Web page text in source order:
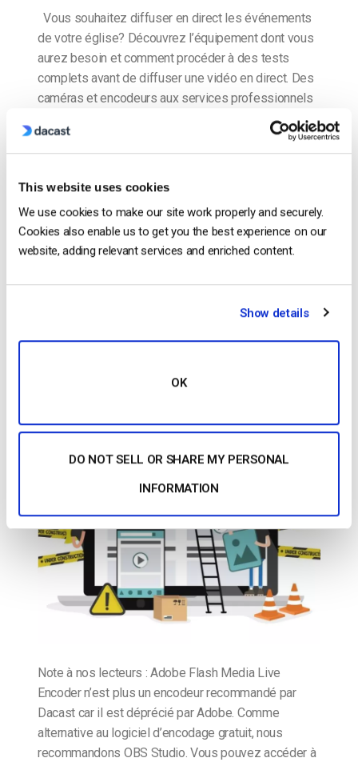
This website uses cookies
We use cookies to make our site work properly and securely.
Cookies also enable us to get you the best experience on our
website, adding relevant services and enriched content.
Show details
OK
DO NOT SELL OR SHARE MY PERSONAL
INFORMATION
Vous souhaitez diffuser en direct les événements
de votre église? Découvrez l’équipement dont vous
aurez besoin et comment procéder à des tests
complets avant de diffuser une vidéo en direct. Des
caméras et encodeurs aux services professionnels
de diffusion en continu, nous couvrons une gamme
complète d’équipements de diffusion en continu en
direct que […]
CONTINUER LA LECTURE
Posted in Le blog des experts vidéo
Le blog des experts vidéo
Comment utiliser Adobe Flash Media Live
Note à nos lecteurs : Adobe Flash Media Live
Encoder n’est plus un encodeur recommandé par
Dacast car il est déprécié par Adobe. Comme
alternative au logiciel d’encodage gratuit, nous
recommandons OBS Studio. Vous pouvez accéder à